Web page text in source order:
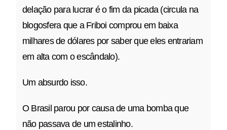
delação para lucrar é o fim da picada (circula na
blogosfera que a Friboi comprou em baixa
milhares de dólares por saber que eles entrariam
em alta com o escândalo).
Um absurdo isso.
O Brasil parou por causa de uma bomba que
não passava de um estalinho.